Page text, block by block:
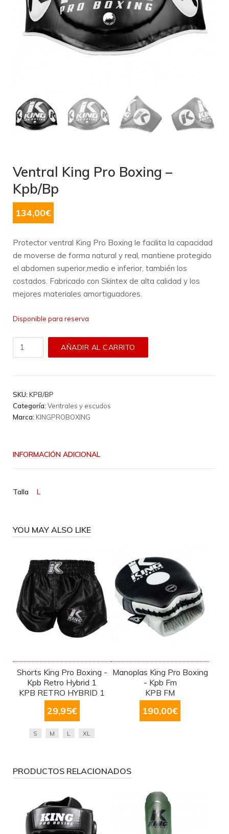
Ventral King Pro Boxing –
Kpb/Bp
134,00€
Protector ventral King Pro Boxing le facilita la capacidad
de moverse de forma natural y real, mantiene protegido
el abdomen superior,medio e inferior, también los
costados. Fabricado con Skintex de alta calidad y los
mejores materiales amortiguadores.
Disponible para reserva
Ventral
Boxing
Kpb/Bp
cantidad
AÑADIR AL CARRITO
SKU: KPB/BP
Categoría: Ventrales y escudos
Marca: KINGPROBOXING
INFORMACIÓN ADICIONAL
Talla L
YOU MAY ALSO LIKE
Shorts King Pro Boxing -
Kpb Retro Hybrid 1
KPB RETRO HYBRID 1
29,95€
S M L XL
Manoplas King Pro Boxing
- Kpb Fm
KPB FM
190,00€
PRODUCTOS RELACIONADOS